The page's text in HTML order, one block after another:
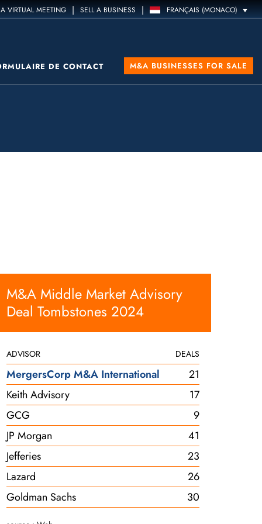
VIRTUAL MEETING | SELL A BUSINESS | FRANÇAIS (MONACO)
DE CONTACT M&A BUSINESSES FOR SALE
M&A Middle Market Advisory
Deal Tombstones 2024
ADVISOR DEALS
MergersCorp M&A International
21
Keith Advisory
17
GCG
9
JP Morgan
41
Jefferies
23
Lazard
26
Goldman Sachs
30